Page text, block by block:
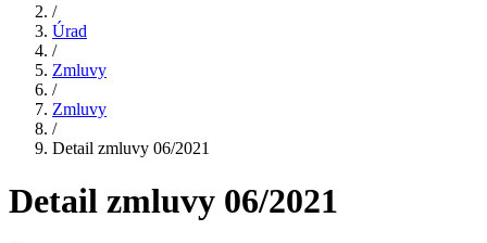
/
Úrad
/
Zmluvy
/
Zmluvy
/
Detail zmluvy 06/2021
Detail zmluvy 06/2021